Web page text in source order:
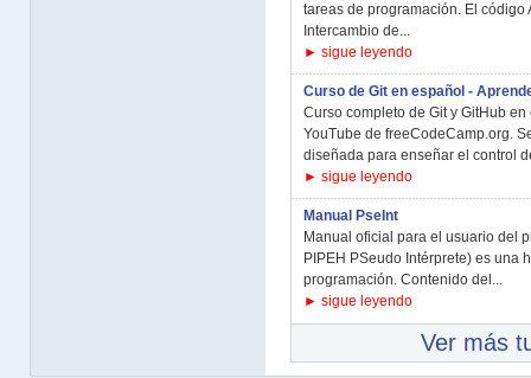
tareas de programación. El código
Intercambio de...
► sigue leyendo
Curso de Git en español -
Curso completo de Git y GitHub
YouTube de freeCodeCamp.org.
diseñada para enseñar el control
► sigue leyendo
Manual PseInt
Manual oficial para el usuario del
PIPEH PSeudo Intérprete) es una
programación. Contenido del...
► sigue leyendo
Ver más